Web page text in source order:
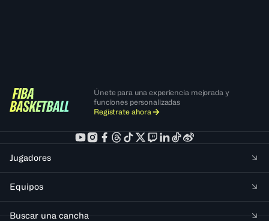
Únete para una experiencia mejorada y
funciones personalizadas
Regístrate ahora
Jugadores
Equipos
Buscar una cancha